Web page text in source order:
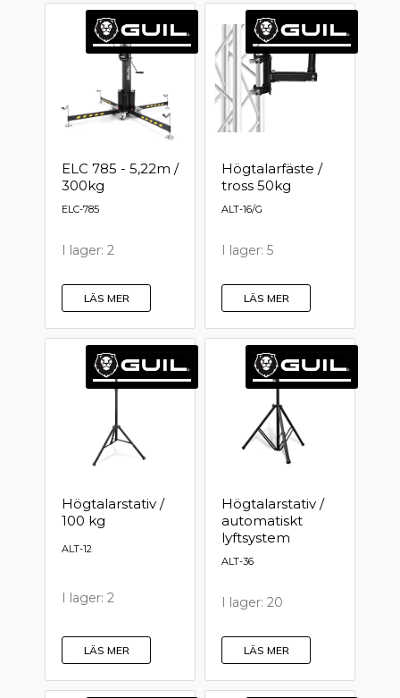
ELC 785 - 5,22m /
300kg
ELC-785
I lager: 2
LÄS MER
Högtalarfäste /
tross 50kg
ALT-16/G
I lager: 5
LÄS MER
Högtalarstativ /
100 kg
ALT-12
I lager: 2
LÄS MER
Högtalarstativ /
automatiskt
lyftsystem
ALT-36
I lager: 20
LÄS MER